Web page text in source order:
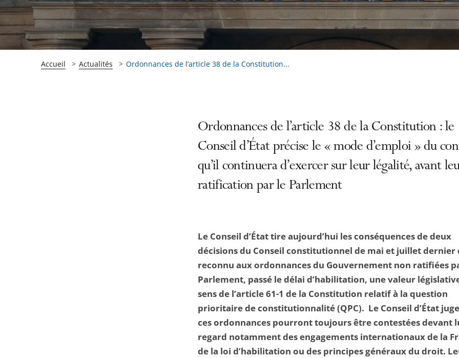
Accueil Actualités Ordonnances de l’article 38 de la Constitution...
Ordonnances de l’article 38 de la Constitution : le
Conseil d’État précise le « mode d’emploi » du
qu’il continuera d’exercer sur leur légalité, avant
ratification par le Parlement
Le Conseil d’État tire aujourd’hui les conséquences de deux
décisions du Conseil constitutionnel de mai et juillet dernier
reconnu aux ordonnances du Gouvernement non ratifiées
Parlement, passé le délai d’habilitation, une valeur
sens de l’article 61-1 de la Constitution relatif à la question
prioritaire de constitutionnalité (QPC). Le Conseil d’État
ces ordonnances pourront toujours être contestées devant
regard notamment des engagements internationaux de la
de la loi d’habilitation ou des principes généraux du droit.